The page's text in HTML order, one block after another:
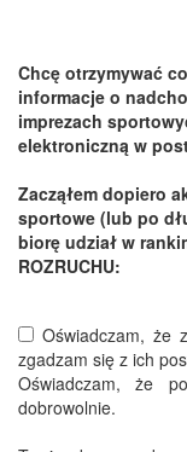
Chcę otrzymywać
informacje o
imprezach
elektroniczną w
Zacząłem dopiero
sportowe (lub po
biorę udział w
ROZRUCHU:
Oświadczam, że
zgadzam się z ich
Oświadczam, że
dobrowolnie.